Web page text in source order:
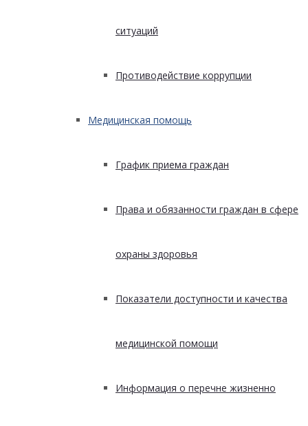
ситуаций
Противодействие коррупции
Медицинская помощь
График приема граждан
Права и обязанности граждан в сфере
охраны здоровья
Показатели доступности и качества
медицинской помощи
Информация о перечне жизненно